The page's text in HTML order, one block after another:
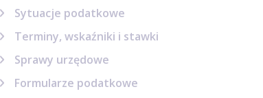
Sytuacje podatkowe
Terminy, wskaźniki i stawki
Sprawy urzędowe
Formularze podatkowe